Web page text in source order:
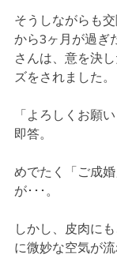
そうしながらも
から3ヶ月が過ぎ
さんは、意を決
ズをされました。
「よろしくお願
即答。
めでたく「ご成
が･･･。
しかし、皮肉に
に微妙な空気が流